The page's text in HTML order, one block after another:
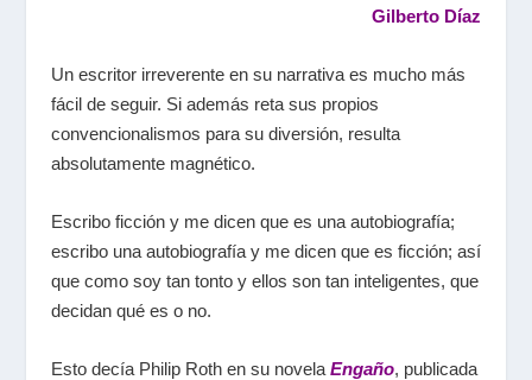
Gilberto Díaz
Un escritor irreverente en su narrativa es mucho más
fácil de seguir. Si además reta sus propios
convencionalismos para su diversión, resulta
absolutamente magnético.
Escribo ficción y me dicen que es una autobiografía;
escribo una autobiografía y me dicen que es ficción; así
que como soy tan tonto y ellos son tan inteligentes, que
decidan qué es o no.
Esto decía Philip Roth en su novela Engaño, publicada